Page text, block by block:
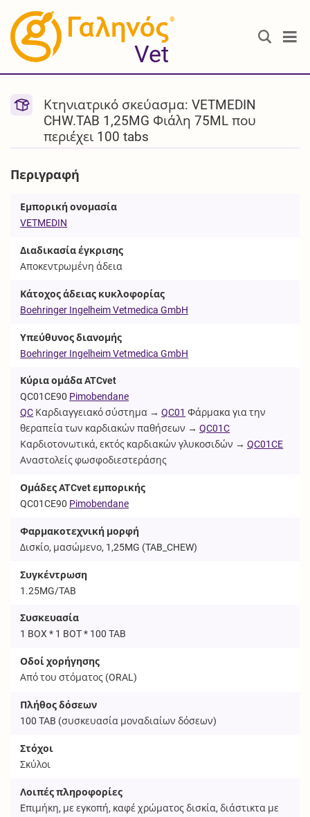
®
Vet
Κτηνιατρικό σκεύασμα: VETMEDIN
CHW.TAB 1,25MG Φιάλη 75ML που
περιέχει 100 tabs
Περιγραφή
Εμπορική ονομασία
VETMEDIN
Διαδικασία έγκρισης
Αποκεντρωμένη άδεια
Κάτοχος άδειας κυκλοφορίας
Boehringer Ingelheim Vetmedica GmbH
Υπεύθυνος διανομής
Boehringer Ingelheim Vetmedica GmbH
Κύρια ομάδα ATCvet
QC01CE90 Pimobendane
QC Καρδιαγγειακό σύστημα →QC01 Φάρμακα για την
θεραπεία των καρδιακών παθήσεων →QC01C
Καρδιοτονωτικά, εκτός καρδιακών γλυκοσιδών →QC01CE
Αναστολείς φωσφοδιεστεράσης
Ομάδες ATCvet εμπορικής
QC01CE90 Pimobendane
Φαρμακοτεχνική μορφή
Δισκίο, μασώμενο, 1,25MG (TAB_CHEW)
Συγκέντρωση
1.25MG/TAB
Συσκευασία
1 BOX * 1 BOT * 100 TAB
Οδοί χορήγησης
Από του στόματος (ORAL)
Πλήθος δόσεων
100TAB (συσκευασία μοναδιαίων δόσεων)
Στόχοι
Σκύλοι
Λοιπές πληροφορίες
Eπιμήκη, με εγκοπή, καφέ χρώματος δισκία, διάστικτα με